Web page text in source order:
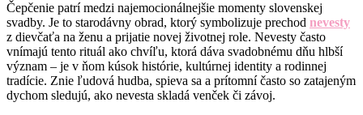
Čepčenie patrí medzi najemocionálnejšie momenty slovenskej
svadby. Je to starodávny obrad, ktorý symbolizuje prechod nevesty
z dievčaťa na ženu a prijatie novej životnej role. Nevesty často
vnímajú tento rituál ako chvíľu, ktorá dáva svadobnému dňu hlbší
význam – je v ňom kúsok histórie, kultúrnej identity a rodinnej
tradície. Znie ľudová hudba, spieva sa a prítomní často so zatajeným
dychom sledujú, ako nevesta skladá venček či závoj.